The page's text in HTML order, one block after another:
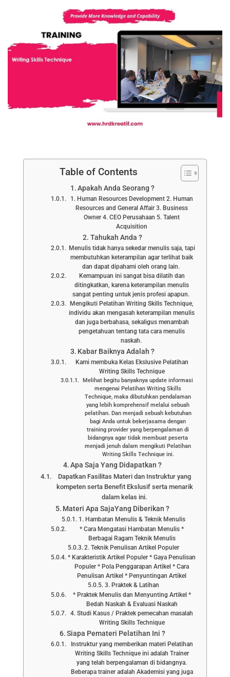
Table of Contents
Apakah Anda Seorang ?
1. Human Resources Development 2. Human
Resources and General Affair 3. Business
Owner 4. CEO Perusahaan 5. Talent
Acquisition
Tahukah Anda ?
Menulis tidak hanya sekedar menulis saja, tapi
membutuhkan keterampilan agar terlihat baik
dan dapat dipahami oleh orang lain.
Kemampuan ini sangat bisa dilatih dan
ditingkatkan, karena keterampilan menulis
sangat penting untuk jenis profesi apapun.
Mengikuti Pelatihan Writing Skills Technique,
individu akan mengasah keterampilan menulis
dan juga berbahasa, sekaligus menambah
pengetahuan tentang tata cara menulis
naskah.
Kabar Baiknya Adalah ?
Kami membuka Kelas Ekslusive Pelatihan
Writing Skills Technique
Melihat begitu banyaknya update informasi
mengenai Pelatihan Writing Skills
Technique, maka dibutuhkan pendalaman
yang lebih komprehensif melalui sebuah
pelatihan. Dan menjadi sebuah kebutuhan
bagi Anda untuk bekerjasama dengan
training provider yang berpengalaman di
bidangnya agar tidak membuat peserta
menjadi jenuh dalam mengikuti Pelatihan
Writing Skills Technique ini.
Apa Saja Yang Didapatkan ?
Dapatkan Fasilitas Materi dan Instruktur yang
kompeten serta Benefit Ekslusif serta menarik
dalam kelas ini.
Materi Apa SajaYang Diberikan ?
1. Hambatan Menulis & Teknik Menulis
* Cara Mengatasi Hambatan Menulis *
Berbagai Ragam Teknik Menulis
2. Teknik Penulisan Artikel Populer
* Karakteristik Artikel Populer * Gaya Penulisan
Populer * Pola Penggarapan Artikel * Cara
Penulisan Artikel * Penyuntingan Artikel
3. Praktek & Latihan
* Praktek Menulis dan Menyunting Artikel *
Bedah Naskah & Evaluasi Naskah
4. Studi Kasus / Praktek pemecahan masalah
Writing Skills Technique
Siapa Pemateri Pelatihan Ini ?
Instruktur yang memberikan materi Pelatihan
Writing Skills Technique ini adalah Trainer
yang telah berpengalaman di bidangnya.
Beberapa trainer adalah Akademisi yang juga